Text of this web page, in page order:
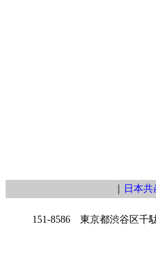
日本
151-8586 東京都渋谷区千